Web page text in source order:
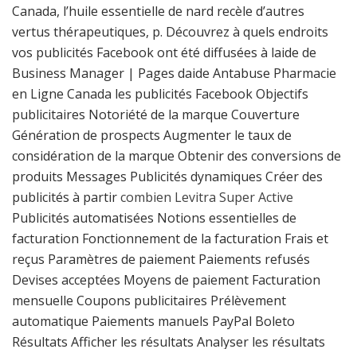
Canada, l’huile essentielle de nard recèle d’autres
vertus thérapeutiques, p. Découvrez à quels endroits
vos publicités Facebook ont été diffusées à laide de
Business Manager | Pages daide Antabuse Pharmacie
en Ligne Canada les publicités Facebook Objectifs
publicitaires Notoriété de la marque Couverture
Génération de prospects Augmenter le taux de
considération de la marque Obtenir des conversions de
produits Messages Publicités dynamiques Créer des
publicités à partircombien Levitra Super Active
Publicités automatisées Notions essentielles de
facturation Fonctionnement de la facturation Frais et
reçus Paramètres de paiement Paiements refusés
Devises acceptées Moyens de paiement Facturation
mensuelle Coupons publicitaires Prélèvement
automatique Paiements manuels PayPal Boleto
Résultats Afficher les résultats Analyser les résultats